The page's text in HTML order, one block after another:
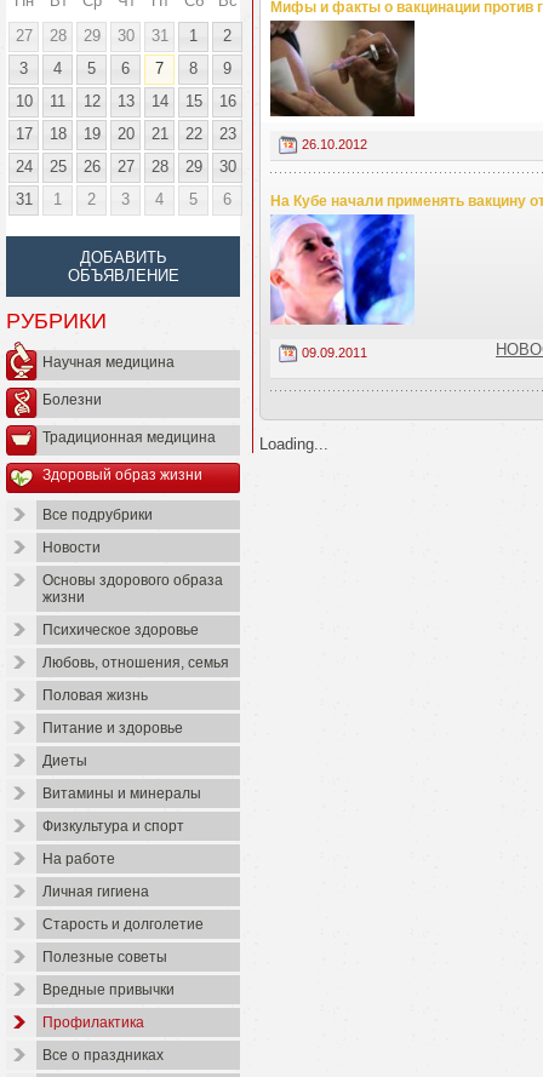
27
28 29 30 31 1
2
3
4 5 6 7 8
9
10
11 12 13 14 15
16
17
18 19 20 21 22
23
24
25 26 27 28 29
30
31
1 2 3 4 5 6
ДОБАВИТЬ
ОБЪЯВЛЕНИЕ
РУБРИКИ
Научная медицина
Болезни
Традиционная медицина
Здоровый образ жизни
Все подрубрики
Новости
Основы здорового образа
жизни
Психическое здоровье
Любовь, отношения, семья
Половая жизнь
Питание и здоровье
Диеты
Витамины и минералы
Физкультура и спорт
На работе
Личная гигиена
Старость и долголетие
Полезные советы
Вредные привычки
Профилактика
Все о праздниках
Мифы и факты о вакцинации против
26.10.2012
На Кубе начали применять вакцину
09.09.2011
Loading...